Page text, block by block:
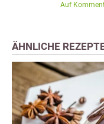
Auf
ÄHNLICHE